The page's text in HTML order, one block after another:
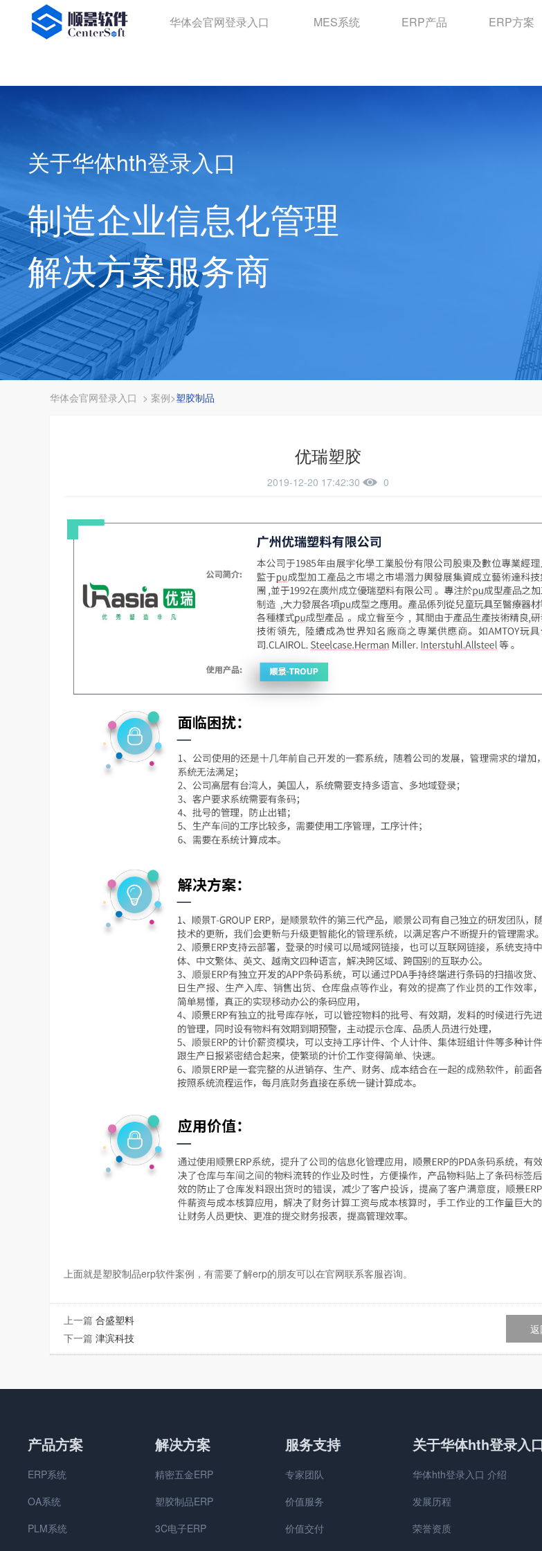
华体会官网登录入口
华体会官网登录入口 MES系统 ERP产品 ERP方案
关于华体hth登录入口
制造企业信息化管理
解决方案服务商
华体会官网登录入口 > 案例>塑胶制品
优瑞塑胶
2019-12-20 17:42:30 0
上面就是塑胶制品erp软件案例，有需要了解erp的朋友可以在官网联系客服咨询。
上一篇 合盛塑料
下一篇 津滨科技
产品方案
ERP系统
OA系统
PLM系统
解决方案
精密五金ERP
塑胶制品ERP
3C电子ERP
服务支持
专家团队
价值服务
价值交付
关于华体hth登录入
华体hth登录入口 介绍
发展历程
荣誉资质